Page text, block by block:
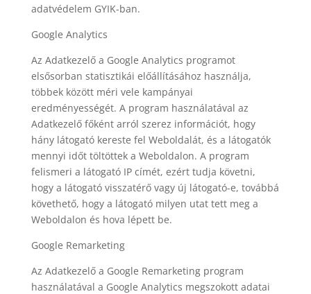
adatvédelem GYIK-ban.
Google Analytics
Az Adatkezelő a Google Analytics programot
elsősorban statisztikái előállításához használja,
többek között méri vele kampányai
eredményességét. A program használatával az
Adatkezelő főként arról szerez információt, hogy
hány látogató kereste fel Weboldalát, és a látogatók
mennyi időt töltöttek a Weboldalon. A program
felismeri a látogató IP címét, ezért tudja követni,
hogy a látogató visszatérő vagy új látogató-e, továbbá
követhető, hogy a látogató milyen utat tett meg a
Weboldalon és hova lépett be.
Google Remarketing
Az Adatkezelő a Google Remarketing program
használatával a Google Analytics megszokott adatai